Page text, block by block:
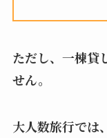
ただし、一棟貸
せん。
大人数旅行では